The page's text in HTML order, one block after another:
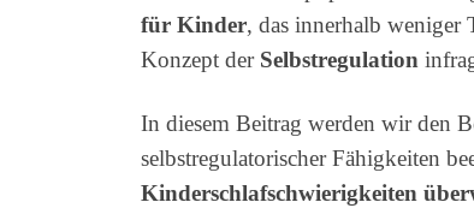
für Kinder, das innerhalb weniger
Konzept der Selbstregulation
In diesem Beitrag werden wir den
selbstregulatorischer Fähigkeiten
Kinderschlafschwierigkeiten